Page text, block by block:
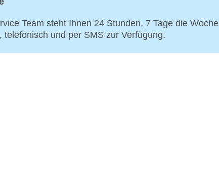
Team steht Ihnen 24 Stunden, 7 Tage die Woche
und per SMS zur Verfügung.